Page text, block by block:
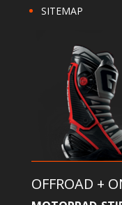
SITEMAP
OFFROAD +